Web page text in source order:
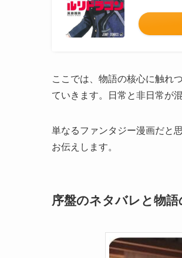
ここでは、物語の核心に触れ
ていきます。日常と非日常が
単なるファンタジー漫画だと
お伝えします。
序盤のネタバレと物